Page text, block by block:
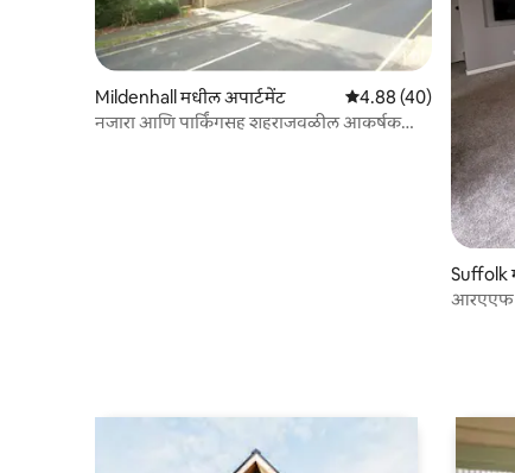
Mildenhall मधील अपार्टमेंट 5 पैकी 4.88 सरासरी
4.88 (40)
नजारा आणि पार्किंगसह शहराजवळील आकर्षक
Suffolk
आरएएफ